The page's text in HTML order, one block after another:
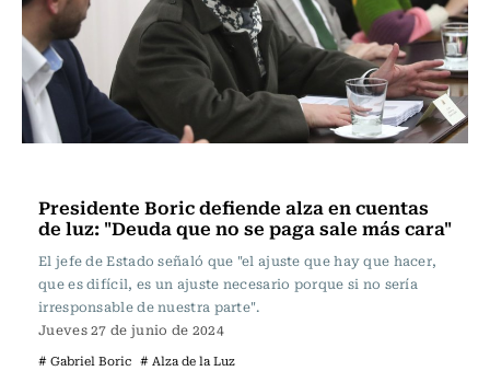
Presidente Boric defiende alza en cuentas
de luz: "Deuda que no se paga sale más cara"
El jefe de Estado señaló que "el ajuste que hay que hacer,
que es difícil, es un ajuste necesario porque si no sería
irresponsable de nuestra parte".
Jueves 27 de junio de 2024
# Gabriel Boric # Alza de la Luz